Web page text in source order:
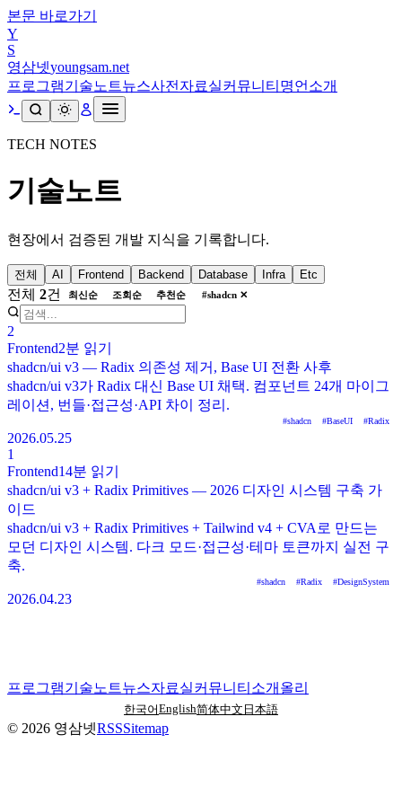
본문 바로가기
Y
S
영삼넷youngsam.net
프로그램기술노트뉴스사전 자료실커뮤니티 명언 소개
TECH NOTES
기술노트
현장에서 검증된 개발 지식을 기록합니다.
전체 AI Frontend Backend Database Infra Etc
전체 2건 최신순 조회순 추천순 #shadcn ✕
2
Frontend2분 읽기
shadcn/ui v3 — Radix 의존성 제거, Base UI 전환 사후
shadcn/ui v3가 Radix 대신 Base UI 채택. 컴포넌트 24개 마이그
레이션, 번들·접근성·API 차이 정리.
#shadcn #BaseUI #Radix
2026.05.25
1
Frontend14분 읽기
shadcn/ui v3 + Radix Primitives — 2026 디자인 시스템 구축 가
이드
shadcn/ui v3 + Radix Primitives + Tailwind v4 + CVA로 만드는
모던 디자인 시스템. 다크 모드·접근성·테마 토큰까지 실전 구
축.
#shadcn #Radix #DesignSystem
2026.04.23
프로그램기술노트뉴스자료실커뮤니티 소개 올리
한국어English简体中文 日本語
© 2026 영삼넷RSSSitemap